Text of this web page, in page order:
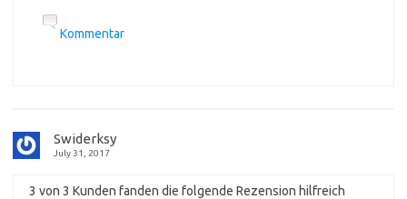
Kommentar
Swiderksy
July 31, 2017
3 von 3 Kunden fanden die folgende Rezension hilfreich